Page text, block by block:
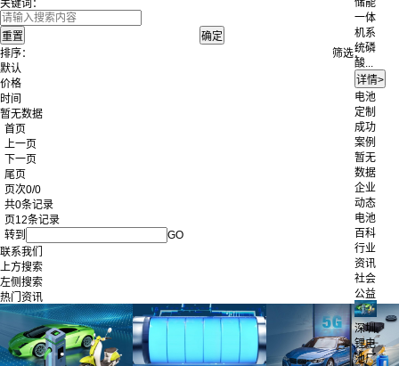
储能
一体
机系
统磷
酸...
电池
定制
成功
案例
暂无
数据
企业
动态
电池
百科
行业
资讯
社会
公益
深圳
锂电
池厂
关键词：
排序：
默认
价格
时间
筛选：
暂无数据
首页
上一页
下一页
尾页
页次0/0
共0条记录
页12条记录
转到
GO
联系我们
上方搜索
左侧搜索
热门资讯